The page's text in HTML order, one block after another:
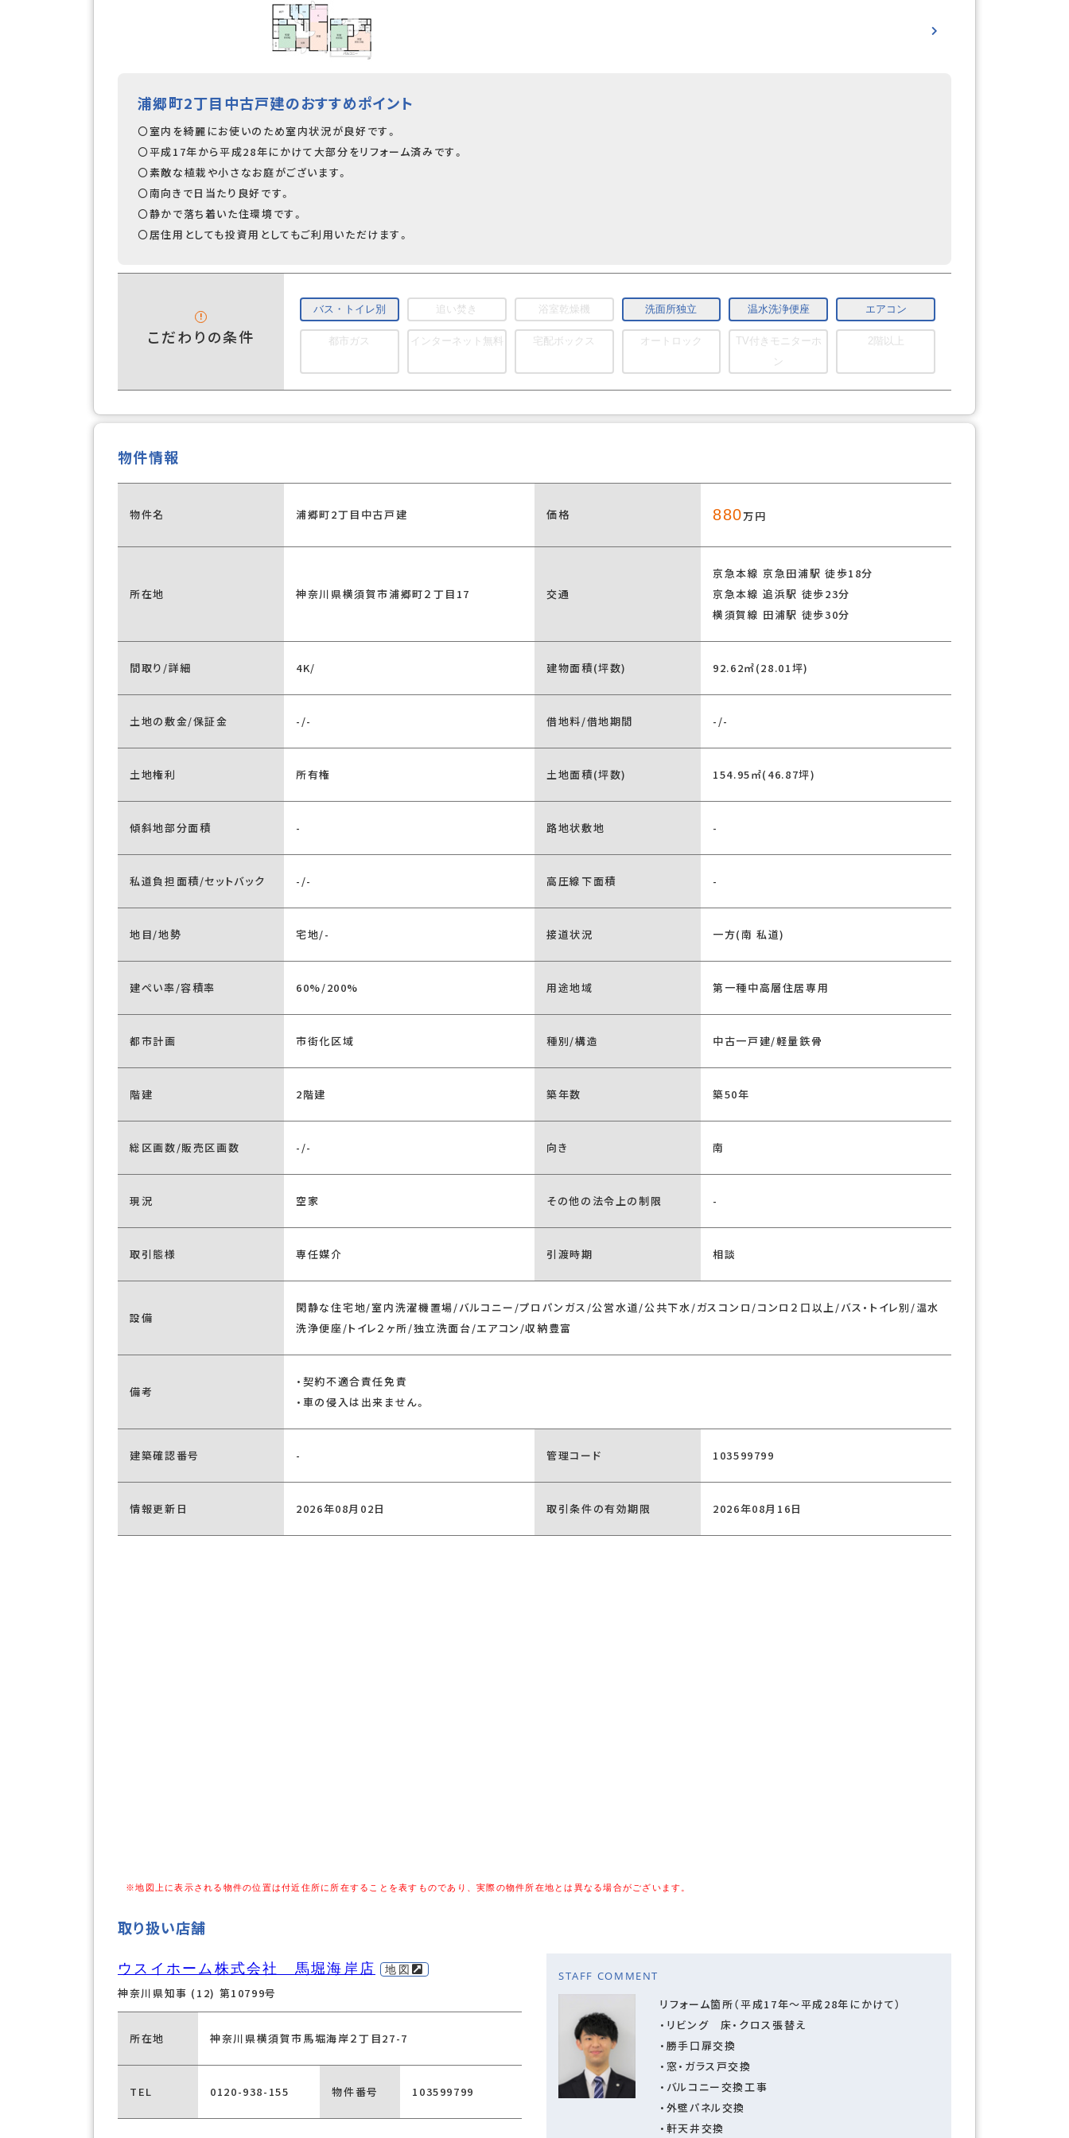
浦郷町2丁目中古戸建のおすすめポイント
〇室内を綺麗にお使いのため室内状況が良好です。
〇平成17年から平成28年にかけて大部分をリフォーム済みです。
〇素敵な植栽や小さなお庭がございます。
〇南向きで日当たり良好です。
〇静かで落ち着いた住環境です。
〇居住用としても投資用としてもご利用いただけます。
こだわりの条件
バス・トイレ別 追い焚き 浴室乾燥機 洗面所独立 温水洗浄便座 エアコン
都市ガス インターネット無料 宅配ボックス オートロック
TV付きモニターホ
ン
2階以上
物件情報
物件名 浦郷町2丁目中古戸建 価格 880万円
所在地 神奈川県横須賀市浦郷町２丁目17 交通
京急本線 京急田浦駅 徒歩18分
京急本線 追浜駅 徒歩23分
横須賀線 田浦駅 徒歩30分
間取り/詳細 4K/ 建物面積(坪数) 92.62㎡(28.01坪)
土地の敷金/保証金 -/- 借地料/借地期間 -/-
土地権利 所有権 土地面積(坪数) 154.95㎡(46.87坪)
傾斜地部分面積 - 路地状敷地 -
私道負担面積/セットバック -/- 高圧線下面積 -
地目/地勢 宅地/- 接道状況 一方(南 私道)
建ぺい率/容積率 60%/200% 用途地域 第一種中高層住居専用
都市計画 市街化区域 種別/構造 中古一戸建/軽量鉄骨
階建 2階建 築年数 築50年
総区画数/販売区画数 -/- 向き 南
現況 空家 その他の法令上の制限 -
取引態様 専任媒介 引渡時期 相談
設備
閑静な住宅地/室内洗濯機置場/バルコニー/プロパンガス/公営水道/公共下水/ガスコンロ/コンロ２口以上/バス・トイレ別/温水
洗浄便座/トイレ２ヶ所/独立洗面台/エアコン/収納豊富
備考
・契約不適合責任免責
・車の侵入は出来ません。
建築確認番号 - 管理コード 103599799
情報更新日 2026年08月02日 取引条件の有効期限 2026年08月16日
※地図上に表示される物件の位置は付近住所に所在することを表すものであり、実際の物件所在地とは異なる場合がございます。
取り扱い店舗
ウスイホーム株式会社 馬堀海岸店 地図
神奈川県知事 (12) 第10799号
所在地 神奈川県横須賀市馬堀海岸２丁目27-7
TEL 0120-938-155 物件番号 103599799
STAFF COMMENT
リフォーム箇所（平成17年～平成28年にかけて）
・リビング 床・クロス張替え
・勝手口扉交換
・窓・ガラス戸交換
・バルコニー交換工事
・外壁パネル交換
・軒天井交換